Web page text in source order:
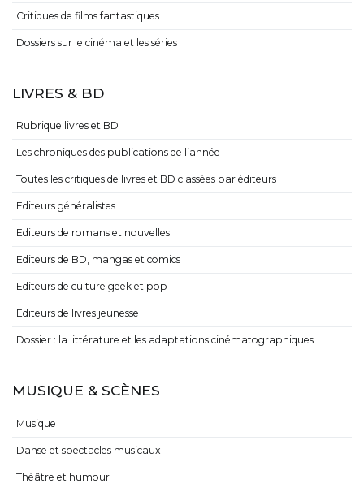
Critiques de films fantastiques
Dossiers sur le cinéma et les séries
LIVRES & BD
Rubrique livres et BD
Les chroniques des publications de l’année
Toutes les critiques de livres et BD classées par éditeurs
Editeurs généralistes
Editeurs de romans et nouvelles
Editeurs de BD, mangas et comics
Editeurs de culture geek et pop
Editeurs de livres jeunesse
Dossier : la littérature et les adaptations cinématographiques
MUSIQUE & SCÈNES
Musique
Danse et spectacles musicaux
Théâtre et humour